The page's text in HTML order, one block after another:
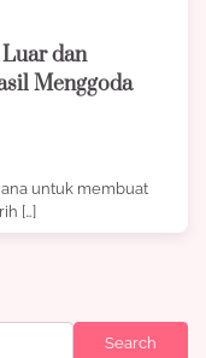
dan
Menggoda
untuk membuat
[…]
Search